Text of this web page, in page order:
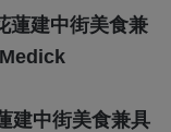
建中街美食兼具